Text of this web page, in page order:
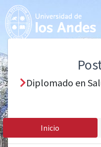
Diplomado en
Inicio